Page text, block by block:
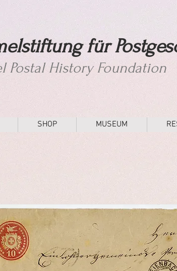
für
Postal History Foundation
SHOP MUSEUM